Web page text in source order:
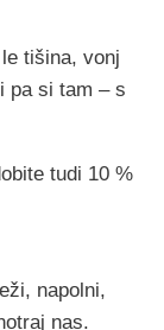
tišina, vonj
pa si tam – s
tudi 10 %
napolni,
nas.